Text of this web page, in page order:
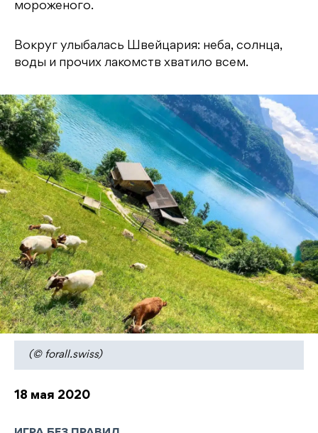
мороженого.
Вокруг улыбалась Швейцария: неба, солнца,
воды и прочих лакомств хватило всем.
(© forall.swiss)
18 мая 2020